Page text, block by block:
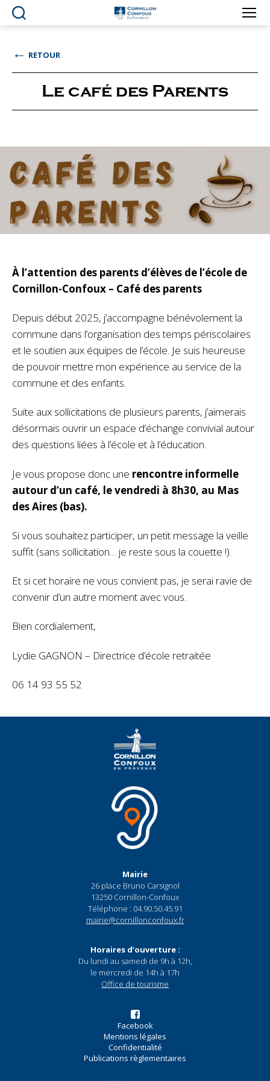
Ville
en
Provence
← RETOUR
Le café des Parents
À l’attention des parents d’élèves de l’école de
Cornillon-Confoux – Café des parents
Depuis début 2025, j’accompagne bénévolement la
commune dans l’organisation des temps périscolaires
et le soutien aux équipes de l’école. Je suis heureuse
de pouvoir mettre mon expérience au service de la
commune et des enfants.
Suite aux sollicitations de plusieurs parents, j’aimerais
désormais ouvrir un espace d’échange convivial autour
des questions liées à l’école et à l’éducation.
Je vous propose donc une rencontre informelle
autour d’un café, le vendredi à 8h30, au Mas
des Aires (bas).
Si vous souhaitez participer, un petit message la veille
suffit (sans sollicitation… je reste sous la couette !).
Et si cet horaire ne vous convient pas, je serai ravie de
convenir d’un autre moment avec vous.
Bien cordialement,
Lydie GAGNON – Directrice d’école retraitée
06 14 93 55 52
Mairie
26 place Bruno Carsignol
13250 Cornillon-Confoux
Téléphone : 04.90.50.45.91
mairie@cornillonconfoux.fr
Horaires d’ouverture :
Du lundi au samedi de 9h à 12h,
le mercredi de 14h à 17h
Office de tourisme
Facebook
Mentions légales
Confidentialité
Publications règlementaires